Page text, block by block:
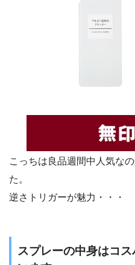
こっちは良品週間中人気な
た。
逆さトリガーが魅力・・・
スプレーの中身はコ